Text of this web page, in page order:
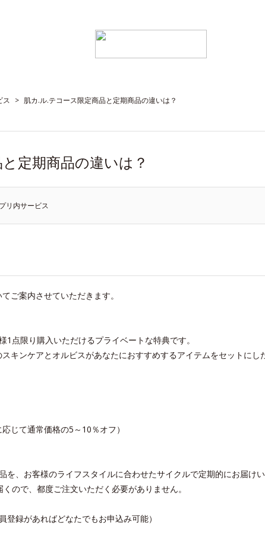
ス > 肌カ.ル.テコース限定商品と定期商品の違いは？
定期商品の違いは？
リ内サービス
ご案内させていただきます。
点限り購入いただけるプライベートな特典です。
キンケアとオルビスがあなたにおすすめするアイテムをセットに
じて通常価格の5～10％オフ）
、お客様のライフスタイルに合わせたサイクルで定期的にお届けい
ので、都度ご注文いただく必要がありません。
録があればどなたでもお申込み可能）